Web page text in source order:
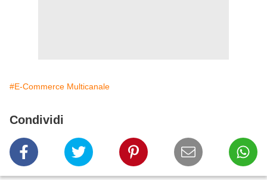
#E-Commerce Multicanale
Condividi